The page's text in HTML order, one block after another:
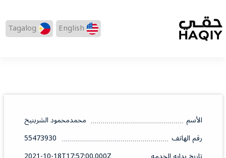
English
Tagalog
الأسم
محمدمحمود الشربنيخ
رقم الهاتف
55473930